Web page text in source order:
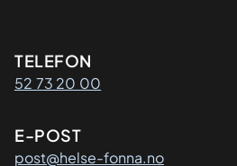
Kontaktinformasjon
TELEFON
52 73 20 00
E-POST
post@helse-fonna.no